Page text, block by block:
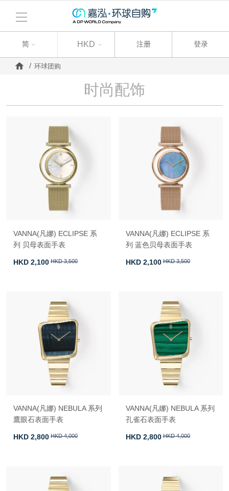
简 HKD 注册 登录
环球团购
时尚配饰
VANNA(凡娜) ECLIPSE 系
列 贝母表面手表
HKD 2,100 HKD 3,500
VANNA(凡娜) ECLIPSE 系
列 蓝色贝母表面手表
HKD 2,100 HKD 3,500
VANNA(凡娜) NEBULA 系列
鷹眼石表面手表
HKD 2,800 HKD 4,000
VANNA(凡娜) NEBULA 系列
孔雀石表面手表
HKD 2,800 HKD 4,000